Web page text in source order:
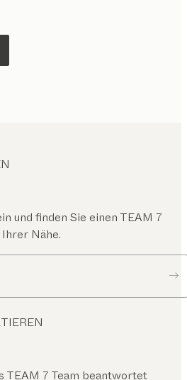
und finden Sie einen TEAM 7
Nähe.
TEAM 7 Team beantwortet